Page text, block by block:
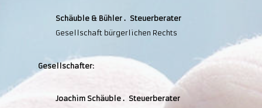
Schäuble & Bühler . Steuerberater
Gesellschaft bürgerlichen Rechts
Gesellschafter:
Joachim Schäuble . Steuerberater